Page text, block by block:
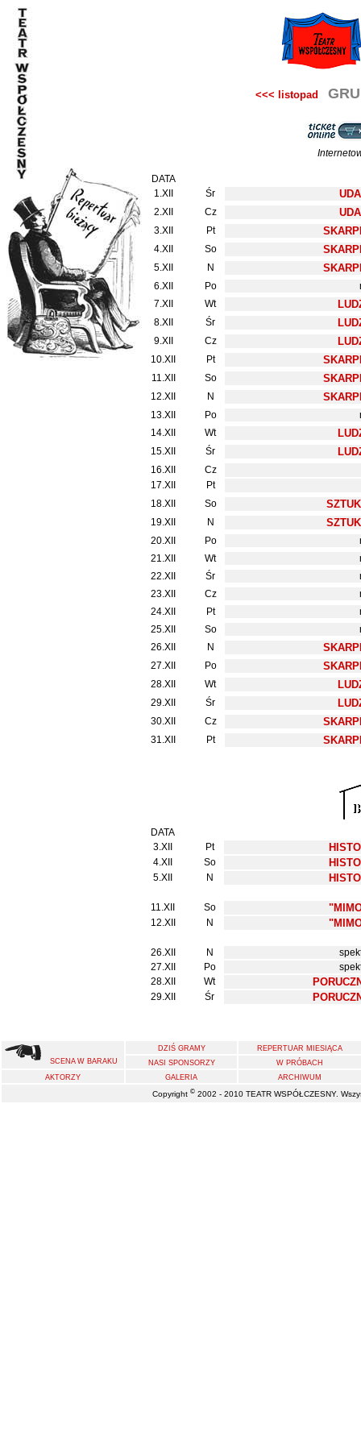
<<< listopad
DATA
1.XII
Śr
2.XII Cz
3.XII Pt
4.XII So
5.XII N
6.XII Po
7.XII
Wt
8.XII Śr
9.XII Cz
10.XII Pt
11.XII So
12.XII N
13.XII Po
14.XII
Wt
15.XII Śr
16.XII
Cz
17.XII
Pt
18.XII
So
19.XII N
20.XII Po
21.XII
Wt
22.XII
Śr
23.XII
Cz
24.XII
Pt
25.XII
So
26.XII
N
27.XII Po
28.XII Wt
29.XII Śr
30.XII Cz
31.XII Pt
DATA
3.XII
Pt
4.XII So
5.XII N
11.XII So
12.XII N
26.XII N
27.XII
Po
28.XII
Wt
29.XII Śr
SCENA W BARAKU
DZIŚ GRAMY
REPERTUAR MIESIĄCA
NASI SPONSORZY
W PRÓBACH
AKTORZY
GALERIA ARCHIWUM
Copyright © 2002 - 2010 TEATR WSPÓŁCZESNY.